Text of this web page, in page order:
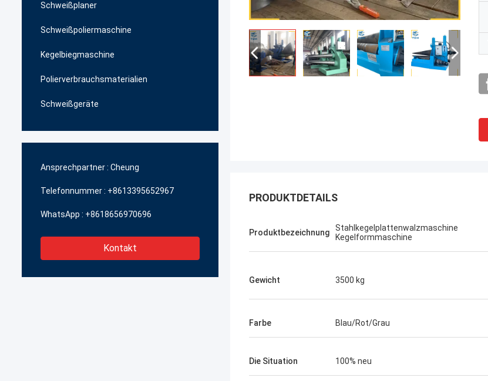
Schweißplaner
Schweißpoliermaschine
Kegelbiegmaschine
Polierverbrauchsmaterialien
Schweißgeräte
Ansprechpartner : Cheung
Telefonnummer : +8613395652967
WhatsApp : +8618656970696
Kontakt
PRODUKTDETAILS
Produktbezeichnung
Stahlkegelplattenwalzmaschine
Kegelformmaschine
Gewicht 3500 kg
Farbe Blau/Rot/Grau
Die Situation 100% neu